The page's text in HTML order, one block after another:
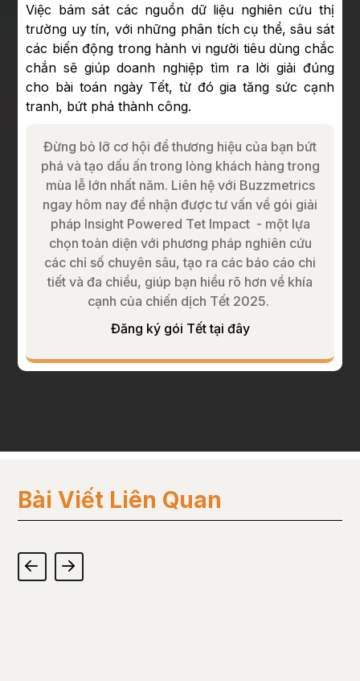
Việc bám sát các nguồn dữ liệu nghiên cứu thị
trường uy tín, với những phân tích cụ thể, sâu sát
các biến động trong hành vi người tiêu dùng chắc
chắn sẽ giúp doanh nghiệp tìm ra lời giải đúng
cho bài toán ngày Tết, từ đó gia tăng sức cạnh
tranh, bứt phá thành công.
Đừng bỏ lỡ cơ hội để thương hiệu của bạn bứt
phá và tạo dấu ấn trong lòng khách hàng trong
mùa lễ lớn nhất năm. Liên hệ với Buzzmetrics
ngay hôm nay để nhận được tư vấn về gói giải
pháp Insight Powered Tet Impact - một lựa
chọn toàn diện với phương pháp nghiên cứu
các chỉ số chuyên sâu, tạo ra các báo cáo chi
tiết và đa chiều, giúp bạn hiểu rõ hơn về khía
cạnh của chiến dịch Tết 2025.
Đăng ký gói Tết tại đây
Bài Viết Liên Quan